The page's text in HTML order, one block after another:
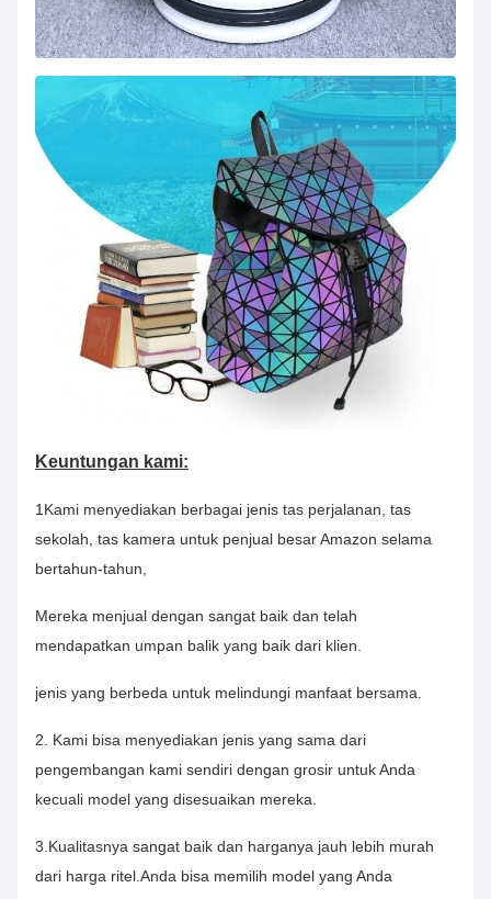
Keuntungan kami:
1Kami menyediakan berbagai jenis tas perjalanan, tas
sekolah, tas kamera untuk penjual besar Amazon selama
bertahun-tahun,
Mereka menjual dengan sangat baik dan telah
mendapatkan umpan balik yang baik dari klien.
jenis yang berbeda untuk melindungi manfaat bersama.
2. Kami bisa menyediakan jenis yang sama dari
pengembangan kami sendiri dengan grosir untuk Anda
kecuali model yang disesuaikan mereka.
3.Kualitasnya sangat baik dan harganya jauh lebih murah
dari harga ritel.Anda bisa memilih model yang Anda